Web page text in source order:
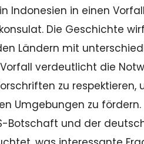
Indonesien in einen
Die Geschichte
Ländern mit
verdeutlicht die
zu
Umgebungen zu fördern.
Botschaft und der